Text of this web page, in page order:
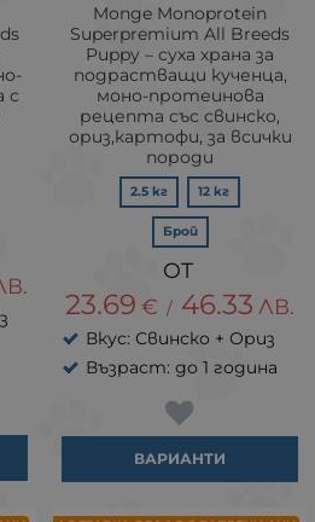
с
Monge Monoprotein
Superpremium All Breeds
Puppy – суха храна за
подрастващи кученца,
моно-протеинова
рецепта със свинско,
ориз,картофи, за всички
породи
2.5 кг 12 кг
Брой
23.69 € / 46.33 ЛВ.
Вкус: Свинско + Ориз
Възраст: до 1 година
ВАРИАНТИ